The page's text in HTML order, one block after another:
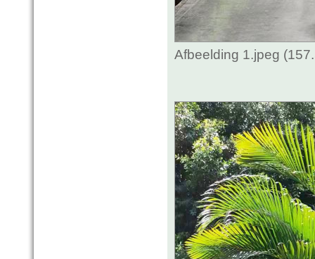
Afbeelding 1.jpeg